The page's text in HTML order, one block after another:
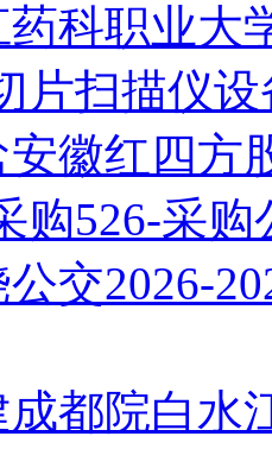
药科职业大
片扫描仪
安徽红四方
购526-采购
公交2026-
成都院白水